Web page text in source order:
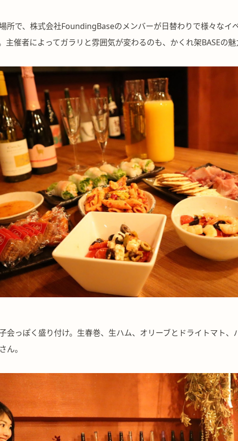
所で、株式会社FoundingBaseのメンバーが日替わりで様々なイ
主催者によってガラリと雰囲気が変わるのも、かくれ架BASEの魅
会っぽく盛り付け。生春巻、生ハム、オリーブとドライトマト、
ん。